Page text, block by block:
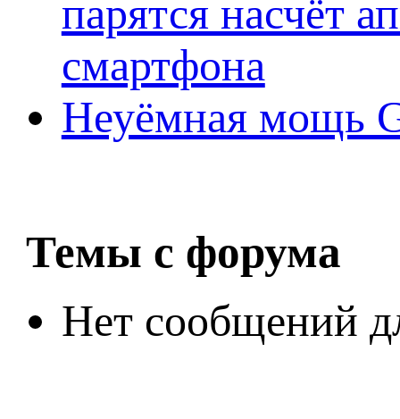
парятся насчёт
смартфона
Неуёмная мощь
Темы с форума
Нет сообщений